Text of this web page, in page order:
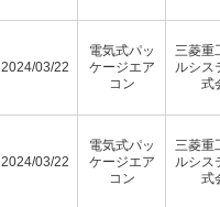
2024/03/22
電気式パッ
ケージエア
コン
三菱重
ルシス
式
2024/03/22
電気式パッ
ケージエア
コン
三菱重
ルシス
式